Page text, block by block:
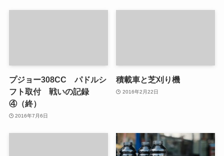
プジョー308CC パドルシ
フト取付 戦いの記録
④（終）
2016年7月6日
積載車と芝刈り機
2016年2月22日